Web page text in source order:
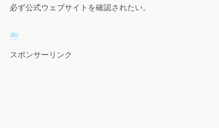
必ず公式ウェブサイトを確認されたい。
au
スポンサーリンク